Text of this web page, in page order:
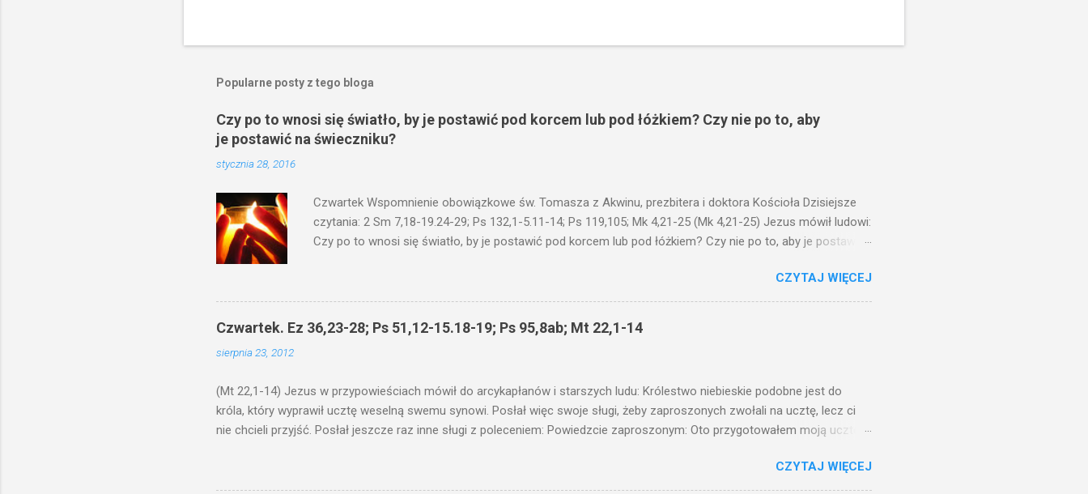
Popularne posty z tego bloga
Czy po to wnosi się światło, by je postawić pod korcem lub pod łóżkiem? Czy nie po to, aby
je postawić na świeczniku?
stycznia 28, 2016
Czwartek Wspomnienie obowiązkowe św. Tomasza z Akwinu, prezbitera i doktora Kościoła Dzisiejsze
czytania: 2 Sm 7,18-19.24-29; Ps 132,1-5.11-14; Ps 119,105; Mk 4,21-25 (Mk 4,21-25) Jezus mówił ludowi:
Czy po to wnosi się światło, by je postawić pod korcem lub pod łóżkiem? Czy nie po to, aby je postawić
niechaj słucha. I mówił im: Uważajcie na to, czego słuchacie. Taką samą miarą, jaką wy mierzycie,
odmierzą wam i jeszcze wam dołożą. Bo kto ma, temu będzie dane; a kto nie ma, pozbawią go i tego, co
ma. W dzisiejszym fragmencie z Ewangelii Jezus kontynuuje przypowieści.... Czy po to wnosi się światło,
by je postawić pod korcem lub pod łóżkiem? Czy nie po to, aby je postawić na świeczniku? Nie ma
CZYTAJ WIĘCEJ
Czwartek. Ez 36,23-28; Ps 51,12-15.18-19; Ps 95,8ab; Mt 22,1-14
sierpnia 23, 2012
(Mt 22,1-14) Jezus w przypowieściach mówił do arcykapłanów i starszych ludu: Królestwo niebieskie podobne jest do
króla, który wyprawił ucztę weselną swemu synowi. Posłał więc swoje sługi, żeby zaproszonych zwołali na ucztę, lecz ci
nie chcieli przyjść. Posłał jeszcze raz inne sługi z poleceniem: Powiedzcie zaproszonym: Oto przygotowałem moją ucztę:
swoje pole, drugi do swego kupiectwa, a inni pochwycili jego sługi i znieważywszy [ich], pozabijali. Na to król uniósł się
gniewem. Posłał swe wojska i kazał wytracić owych zabójców, a miasto ich spalić. Wtedy rzekł swoim sługom: Uczta
CZYTAJ WIĘCEJ